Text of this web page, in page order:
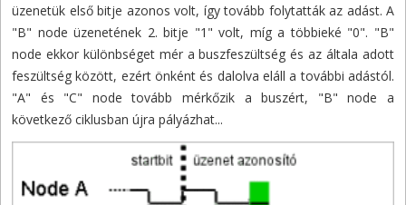
üzenetük első bitje azonos volt, így tovább folytatták az adást. A
"B" node üzenetének 2. bitje "1" volt, míg a többieké "0". "B"
node ekkor különbséget mér a buszfeszültség és az általa adott
feszültség között, ezért önként és dalolva eláll a további adástól.
"A" és "C" node tovább mérkőzik a buszért, "B" node a
következő ciklusban újra pályázhat...